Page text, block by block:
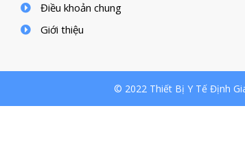
Điều khoản chung
Giới thiệu
© 2022 Thiết Bị Y Tế Định